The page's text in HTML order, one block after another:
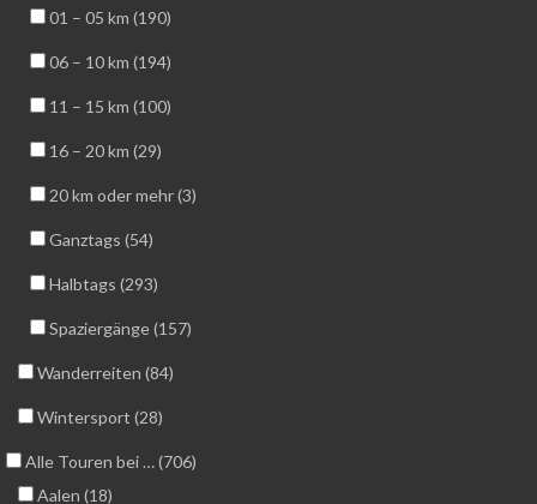
01 – 05 km (190)
06 – 10 km (194)
11 – 15 km (100)
16 – 20 km (29)
20 km oder mehr (3)
Ganztags (54)
Halbtags (293)
Spaziergänge (157)
Wanderreiten (84)
Wintersport (28)
Alle Touren bei … (706)
Aalen (18)